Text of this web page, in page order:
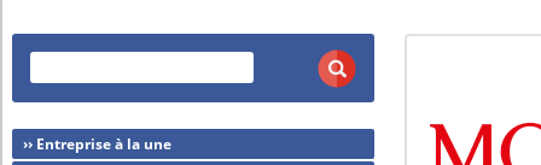
›› Entreprise à la une